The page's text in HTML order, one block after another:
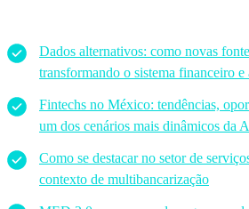
Dados alternativos: como novas
transformando o sistema financeiro e
Fintechs no México: tendências,
um dos cenários mais dinâmicos da
Como se destacar no setor de
contexto de multibancarização